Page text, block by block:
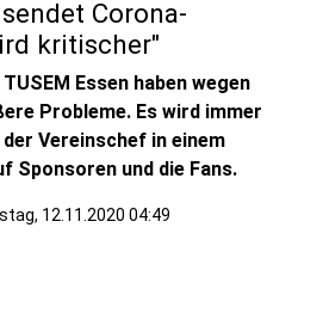
Corona-
kritischer"
Essen haben wegen
Probleme. Es wird immer
Vereinschef in einem
Sponsoren und die Fans.
12.11.2020 04:49